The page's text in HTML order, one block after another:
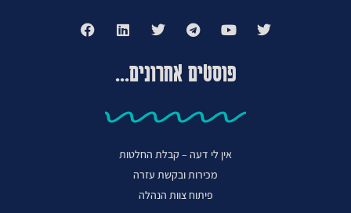
פוסטים אחרונים...
אין לי דעה – קבלת החלטות
מכירות ובקשת עזרה
פיתוח צוות הנהלה